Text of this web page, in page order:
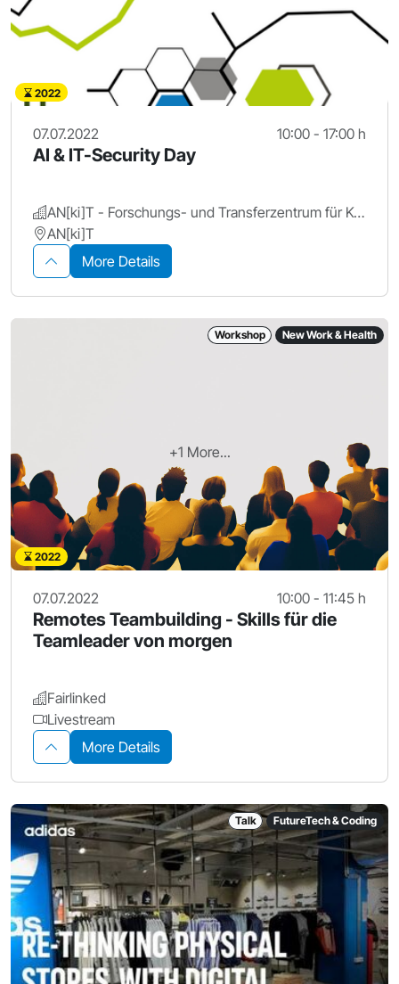
2022
07.07.2022 10:00 - 17:00 h
AI & IT-Security Day
AN[ki]T - Forschungs- und Transferzentrum für Künstliche Intelligenz, Hochschule Ansbach
AN[ki]T
More Details
+1 More...
Workshop New Work & Health
2022
07.07.2022 10:00 - 11:45 h
Remotes Teambuilding - Skills für die
Teamleader von morgen
Fairlinked
Livestream
More Details
Talk FutureTech & Coding